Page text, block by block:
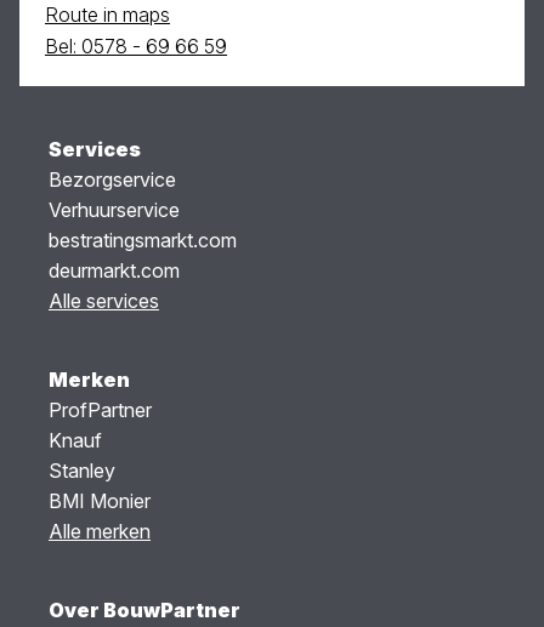
Route in maps
Bel: 0578 - 69 66 59
Services
Bezorgservice
Verhuurservice
bestratingsmarkt.com
deurmarkt.com
Alle services
Merken
ProfPartner
Knauf
Stanley
BMI Monier
Alle merken
Over BouwPartner